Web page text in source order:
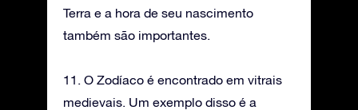
Terra e a hora de seu nascimento
também são importantes.
11. O Zodíaco é encontrado em vitrais
medievais. Um exemplo disso é a